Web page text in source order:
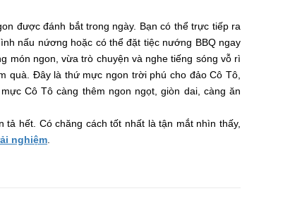
được đánh bắt trong ngày. Bạn có thể trực tiếp ra
nấu nứơng hoặc có thể đặt tiệc nướng BBQ ngay
món ngon, vừa trò chuyện và nghe tiếng sóng vỗ rì
quà. Đây là thứ mực ngon trời phú cho đảo Cô Tô,
Cô Tô càng thêm ngon ngọt, giòn dai, càng ăn
hết. Có chăng cách tốt nhất là tận mắt nhìn thấy,
nghiệm